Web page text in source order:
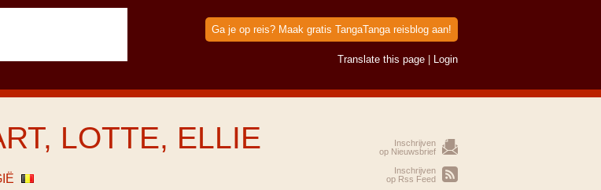
Ga je op reis? Maak gratis TangaTanga reisblog aan!
Translate this page Login
LOTTE, ELLIE
Inschrijven
op Nieuwsbrief
Inschrijven
op Rss Feed